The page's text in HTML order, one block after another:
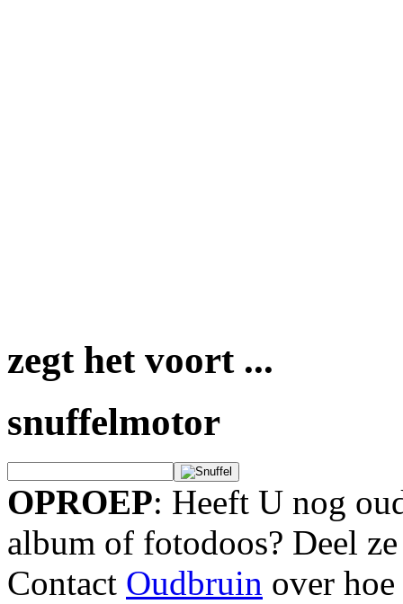
zegt het voort ...
snuffelmotor
OPROEP: Heeft U nog
album of fotodoos? Deel
Contact Oudbruin over